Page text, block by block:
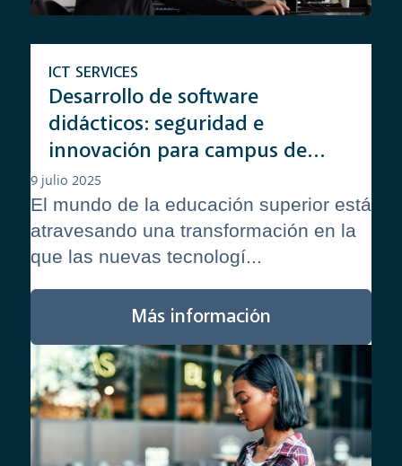
Desarrollo de software
didácticos: seguridad e
innovación para campus de
vanguardia
ICT SERVICES
9 julio 2025
El mundo de la educación superior está
atravesando una transformación en la
que las nuevas tecnologí...
Más información